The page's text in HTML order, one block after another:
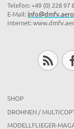
Telefon: +49 (0) 228 97
E-Mail: info@dmfv.aero
Internet:
SHOP
DROHNEN /
MODELLFLIEGER-